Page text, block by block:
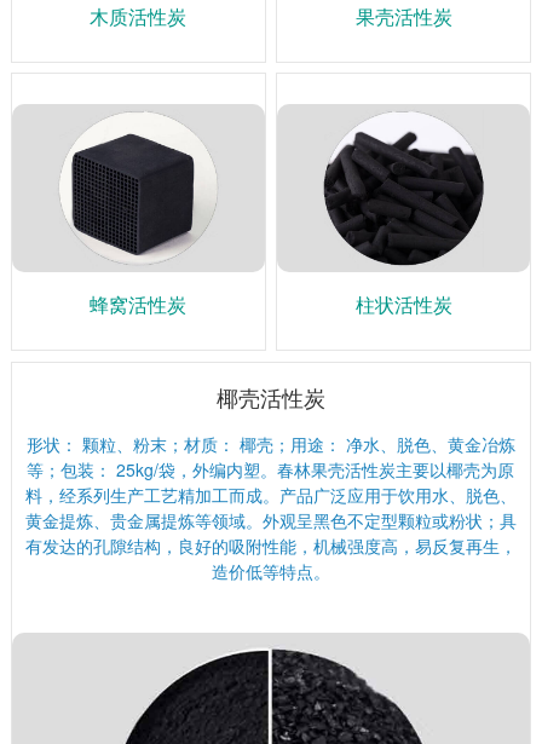
木质活性炭 果壳活性炭
蜂窝活性炭 柱状活性炭
椰壳活性炭
形状： 颗粒、粉末；材质： 椰壳；用途： 净水、脱色、黄金冶炼
等；包装： 25kg/袋，外编内塑。春林果壳活性炭主要以椰壳为原
料，经系列生产工艺精加工而成。产品广泛应用于饮用水、脱色、
黄金提炼、贵金属提炼等领域。外观呈黑色不定型颗粒或粉状；具
有发达的孔隙结构，良好的吸附性能，机械强度高，易反复再生，
造价低等特点。